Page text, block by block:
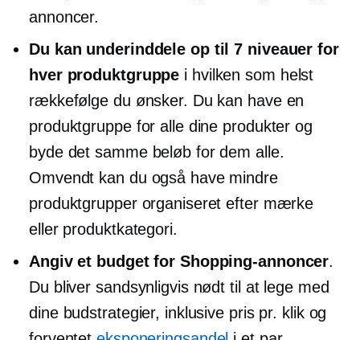
annoncer.
Du kan underinddele op til 7 niveauer for
hver produktgruppe i hvilken som helst
rækkefølge du ønsker. Du kan have en
produktgruppe for alle dine produkter og
byde det samme beløb for dem alle.
Omvendt kan du også have mindre
produktgrupper organiseret efter mærke
eller produktkategori.
Angiv et budget for Shopping-annoncer.
Du bliver sandsynligvis nødt til at lege med
dine budstrategier, inklusive pris pr. klik og